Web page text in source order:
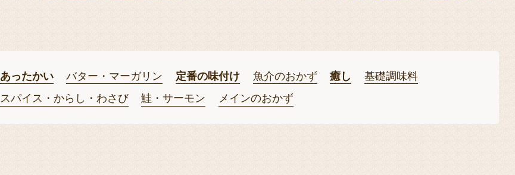
あったかい バター・マーガリン 定番の味付け 魚介のおかず 癒し
基礎調味料
スパイス・からし・わさび
鮭・サーモン メインのおかず